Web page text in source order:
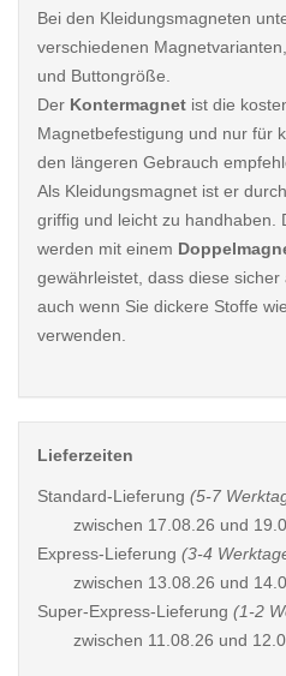
Bei den Kleidungsmagneten
verschiedenen
und Buttongröße.
Der Kontermagnet ist die
Magnetbefestigung und nur für
den längeren Gebrauch
Als Kleidungsmagnet ist er
griffig und leicht zu handhaben.
werden mit einem
gewährleistet, dass diese sicher
auch wenn Sie dickere Stoffe
verwenden.
Lieferzeiten
Standard-Lieferung (5-7
zwischen 17.08.26 und
Express-Lieferung (3-4
zwischen 13.08.26 und
Super-Express-Lieferung (1-2
zwischen 11.08.26 und